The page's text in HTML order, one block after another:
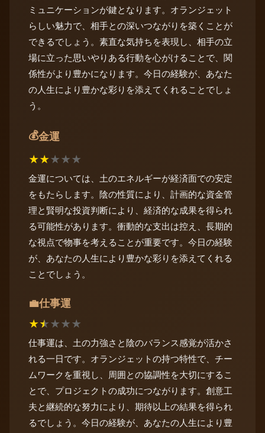
ミュニケーションが鍵となります。オランジェット
らしい魅力で、相手との深いつながりを築くことが
できるでしょう。素直な気持ちを表現し、相手の立
場に立った思いやりある行動を心がけることで、関
係性がより豊かになります。今日の経験が、あなた
の人生により豊かな彩りを添えてくれることでしょ
う。
💰金運
★★★★★
金運については、土のエネルギーが経済面での安定
をもたらします。陰の性質により、計画的な資金管
理と賢明な投資判断により、経済的な成果を得られ
る可能性があります。衝動的な支出は控え、長期的
な視点で物事を考えることが重要です。今日の経験
が、あなたの人生により豊かな彩りを添えてくれる
ことでしょう。
💼仕事運
★★★★★
仕事運は、土の力強さと陰のバランス感覚が活かさ
れる一日です。オランジェットの持つ特性で、チー
ムワークを重視し、周囲との協調性を大切にするこ
とで、プロジェクトの成功につながります。創意工
夫と継続的な努力により、期待以上の結果を得られ
るでしょう。今日の経験が、あなたの人生により豊